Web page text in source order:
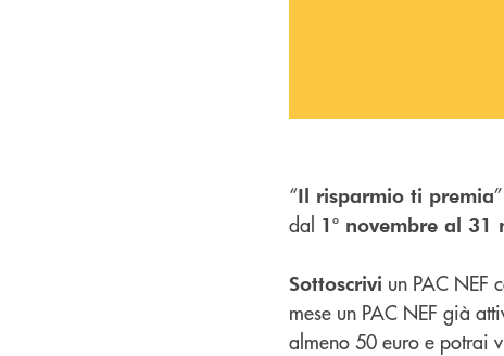
“Il risparmio ti premia
dal 1° novembre al 31
Sottoscrivi un PAC NEF
mese un PAC NEF già
almeno 50 euro e potrai